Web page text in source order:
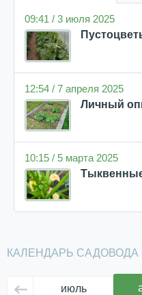
09:41 / 3 июля 2025
12:54 / 7 апреля 2025
Личный
10:15 / 5 марта 2025
КАЛЕНДАРЬ САДОВОДА
июль